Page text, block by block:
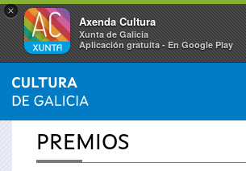
×
Axenda Cultura
Xunta de Galicia
Aplicación gratuíta - En Google Play
Vostede
está
INICIO
PREMIOS